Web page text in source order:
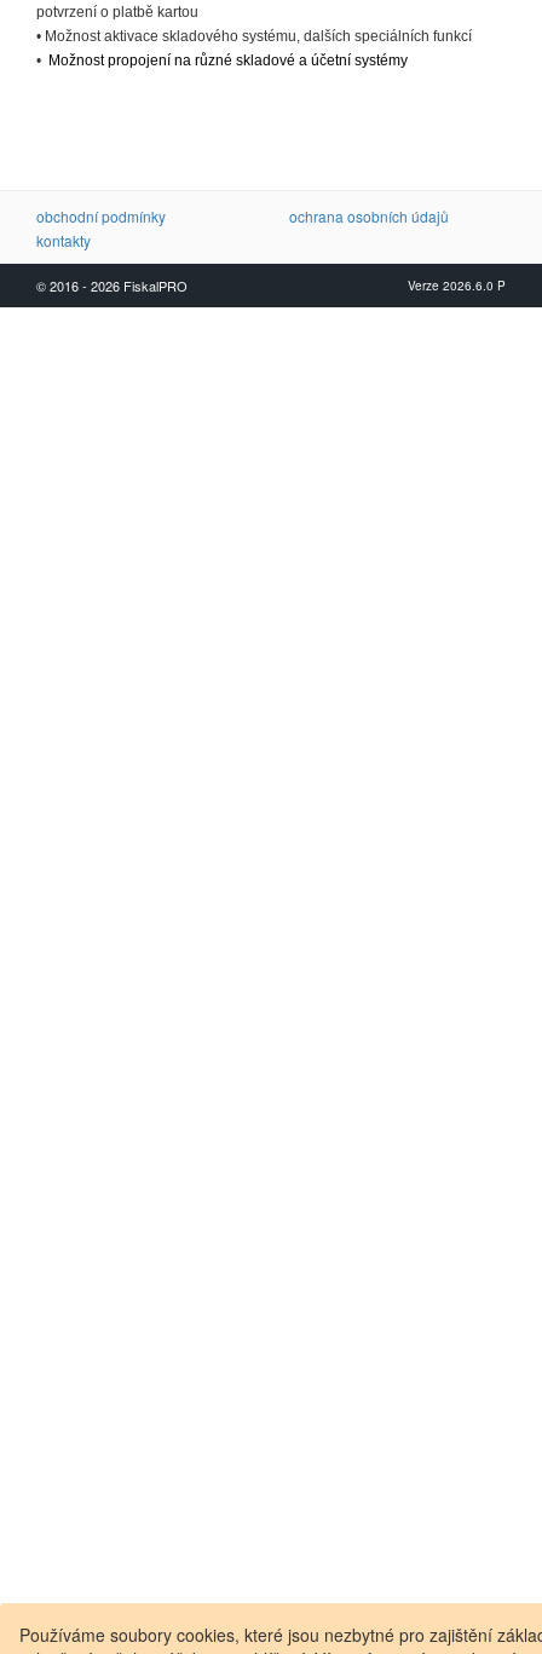
Používáme soubory cookies, které jsou nezbytné pro zajištění
potvrzení o platbě kartou
• Možnost aktivace skladového systému, dalších speciálních funkcí
• Možnost propojení na různé skladové a účetní systémy
obchodní podmínky
ochrana osobních údajů
kontakty
© 2016 - 2026 FiskalPRO Verze 2026.6.0 P